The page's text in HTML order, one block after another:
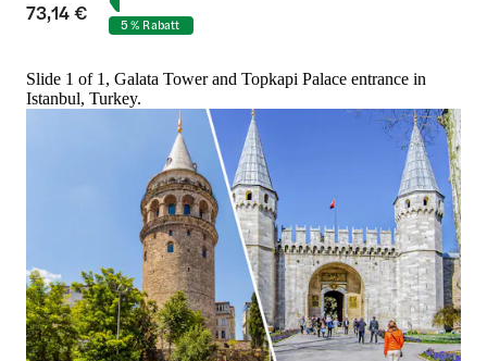
73,14 € 5 % Rabatt
Slide 1 of 1, Galata Tower and Topkapi Palace entrance in
Istanbul, Turkey.